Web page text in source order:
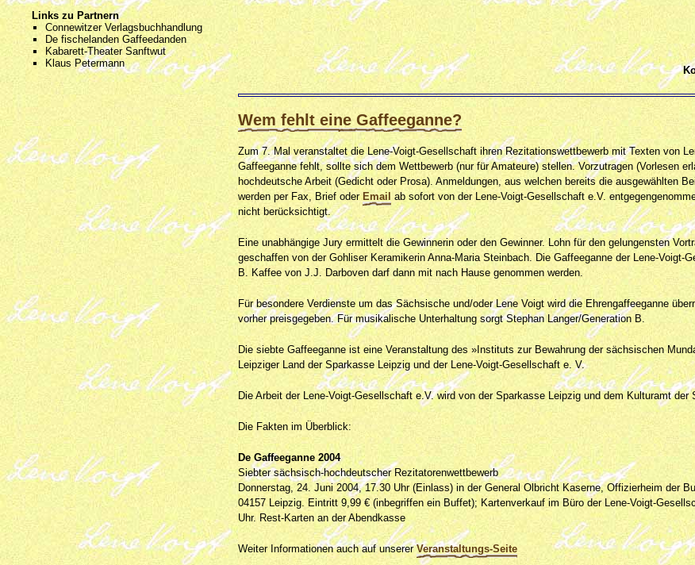
Links zu Partnern
Connewitzer Verlagsbuchhandlung
De fischelanden Gaffeedanden
Kabarett-Theater Sanftwut
Klaus Petermann
Wem fehlt eine Gaffeeganne?
Zum 7. Mal veranstaltet die Lene-Voigt-Gesellschaft ihren Rezitationswettbewerb mit Texten von
Gaffeeganne fehlt, sollte sich dem Wettbewerb (nur für Amateure) stellen. Vorzutragen (Vorlesen
hochdeutsche Arbeit (Gedicht oder Prosa). Anmeldungen, aus welchen bereits die ausgewählten
werden per Fax, Brief oder Email ab sofort von der Lene-Voigt-Gesellschaft e.V.
nicht berücksichtigt.
Eine unabhängige Jury ermittelt die Gewinnerin oder den Gewinner. Lohn für den gelungensten
geschaffen von der Gohliser Keramikerin Anna-Maria Steinbach. Die Gaffeeganne der Lene-Voigt-
B. Kaffee von J.J. Darboven darf dann mit nach Hause genommen werden.
Für besondere Verdienste um das Sächsische und/oder Lene Voigt wird die Ehrengaffeeganne
vorher preisgegeben. Für musikalische Unterhaltung sorgt Stephan Langer/Generation B.
Die siebte Gaffeeganne ist eine Veranstaltung des »Instituts zur Bewahrung der sächsischen
Leipziger Land der Sparkasse Leipzig und der Lene-Voigt-Gesellschaft e. V.
Die Arbeit der Lene-Voigt-Gesellschaft e.V. wird von der Sparkasse Leipzig und dem Kulturamt
Die Fakten im Überblick:
De Gaffeeganne 2004
Siebter sächsisch-hochdeutscher Rezitatorenwettbewerb
Donnerstag, 24. Juni 2004, 17.30 Uhr (Einlass) in der General Olbricht Kaserne, Offizierheim der
04157 Leipzig. Eintritt 9,99 € (inbegriffen ein Buffet); Kartenverkauf im Büro der Lene-Voigt-
Uhr. Rest-Karten an der Abendkasse
Weiter Informationen auch auf unsererVeranstaltungs-Seite